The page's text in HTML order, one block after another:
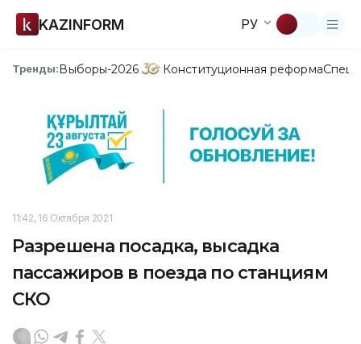
KAZINFORM РУ
Тренды:Выборы-2026 Конституционная реформа
11:42, 16 Октября 2021
Разрешена посадка, высадка
пассажиров в поезда по станциям
СКО